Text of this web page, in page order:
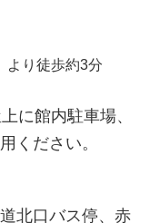
より徒歩約3分
に館内駐車場、
ください。
北口バス停、赤